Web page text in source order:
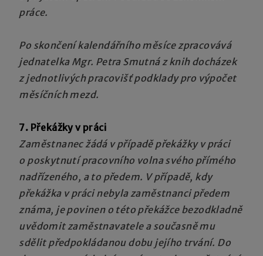
práce.
Po skončení kalendářního měsíce zpracovává
jednatelka Mgr. Petra Smutná z knih docházek
z jednotlivých pracovišť podklady pro výpočet
měsíčních mezd.
7. Překážky v práci
Zaměstnanec žádá v případě překážky v práci
o poskytnutí pracovního volna svého přímého
nadřízeného, a to předem. V případě, kdy
překážka v práci nebyla zaměstnanci předem
známa, je povinen o této překážce bezodkladně
uvědomit zaměstnavatele a současně mu
sdělit předpokládanou dobu jejího trvání. Do